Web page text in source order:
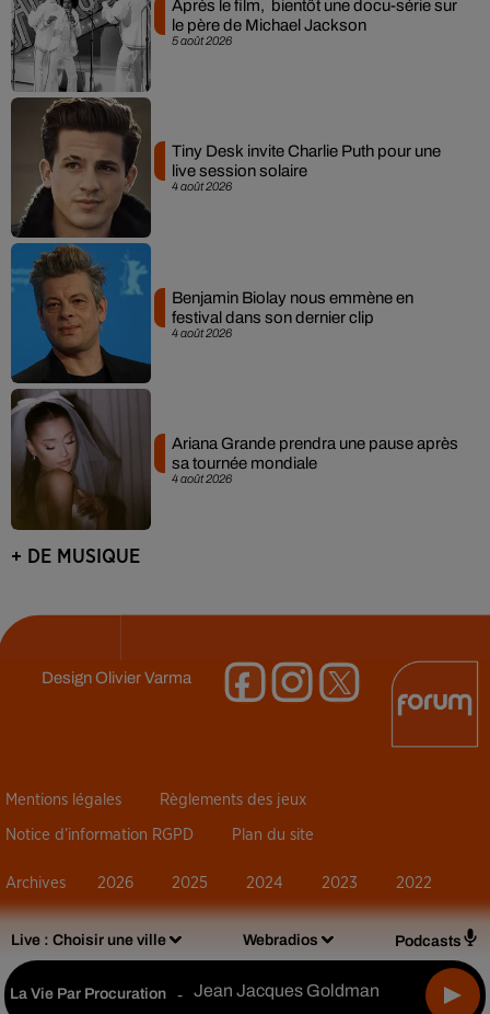
Live : Choisir une ville Webradios Podcasts
La Vie Par Procuration - Jean Jacques Goldman
5 août 2026
Après le film, bientôt une docu-série sur
le père de Michael Jackson
4 août 2026
Tiny Desk invite Charlie Puth pour une
live session solaire
4 août 2026
Benjamin Biolay nous emmène en
festival dans son dernier clip
4 août 2026
Ariana Grande prendra une pause après
sa tournée mondiale
+ DE MUSIQUE
DesignOlivier Varma
Mentions légales Règlements des jeux
Notice d’information RGPD Plan du site
Archives 2026 2025 2024 2023 2022